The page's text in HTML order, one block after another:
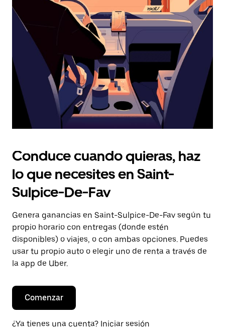
Presiona
la
tecla Esc
para
calendario.
Conduce cuando quieras, haz
lo que necesites en Saint-
Sulpice-De-Fav
Genera ganancias en Saint-Sulpice-De-Fav según tu
propio horario con entregas (donde estén
disponibles) o viajes, o con ambas opciones. Puedes
usar tu propio auto o elegir uno de renta a través de
la app de Uber.
Comenzar
¿Ya tienes una cuenta? Iniciar sesión